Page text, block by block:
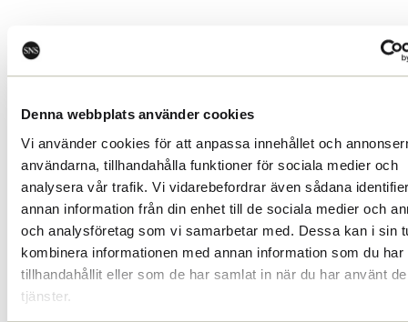
Denna webbplats använder cookies
Vi använder cookies för att anpassa innehållet och
användarna, tillhandahålla funktioner för sociala medier och
analysera vår trafik. Vi vidarebefordrar även sådana
annan information från din enhet till de sociala medier och
och analysföretag som vi samarbetar med. Dessa kan i sin
kombinera informationen med annan information som du har
tillhandahållit eller som de har samlat in när du har använt
tjänster.
Missa inget från SNS.
på vårt nyhetsbrev
Ta del av våra senaste nyheter. Få nya insikter
håll dig uppdaterad om viktiga samhällsfrågor.
Prenumerera här